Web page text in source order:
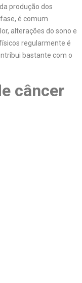
produção dos
é comum
alterações do sono e
regularmente é
bastante com o
câncer